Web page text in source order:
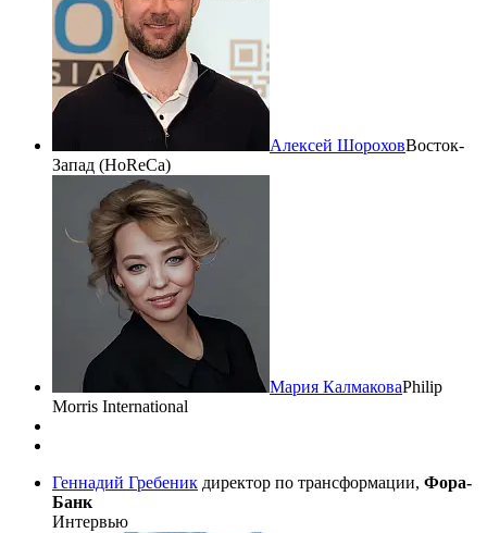
Алексей ШороховВосток-
Запад (HoReCa)
Мария КалмаковаPhilip
Morris International
Геннадий Гребеник директор по трансформации, Фора-
Банк
Интервью